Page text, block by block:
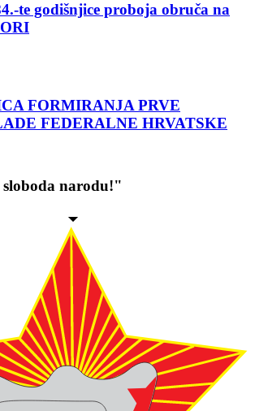
te godišnjice proboja obruča na
FORMIRANJA PRVE
FEDERALNE HRVATSKE
narodu!"